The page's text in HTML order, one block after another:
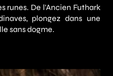
runes. De l'Ancien Futhark
plongez dans une
sans dogme.